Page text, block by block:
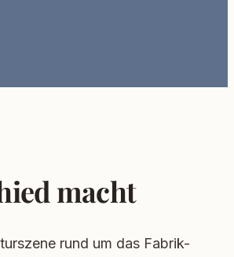
macht
rund um das Fabrik-